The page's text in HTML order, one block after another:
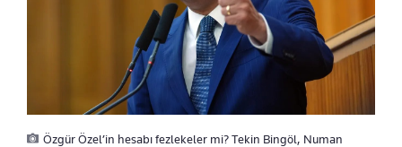
Özgür Özel’in hesabı fezlekeler mi? Tekin Bingöl, Numan